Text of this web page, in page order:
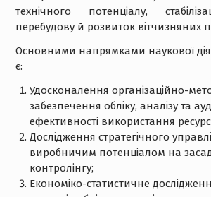
технічного потенціалу,
перебудову й розвиток вітчизняних
Основними напрямками наукової
є:
Удосконалення організаційно-
забезпечення обліку, аналізу та
ефективності використання
Дослідження стратегічного
виробничим потенціалом на
контролінгу;
Економіко-статистичне